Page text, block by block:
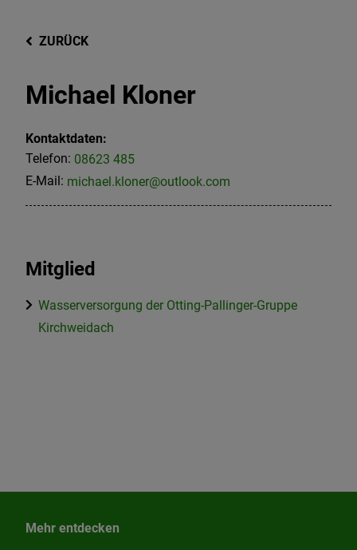
ZURÜCK
Michael Kloner
Kontaktdaten:
Telefon: 08623 485
E-Mail: michael.kloner@outlook.com
Mitglied
Wasserversorgung der Otting-Pallinger-Gruppe
Kirchweidach
Mehr entdecken